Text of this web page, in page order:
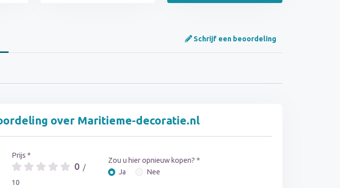
Schrijf een beoordeling
over Maritieme-decoratie.nl
Prijs *
0 /
10
Zou u hier opnieuw kopen? *
Ja
Nee